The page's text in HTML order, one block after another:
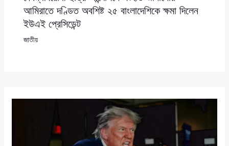
আমিরাতে দণ্ডিত অবশিষ্ট ২৫ বাংলাদেশিকে ক্ষমা দিলেন
ইউএই প্রেসিডেন্ট
জাতীয়